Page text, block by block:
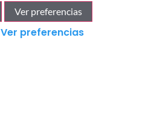
Ver preferencias
Ver preferencias